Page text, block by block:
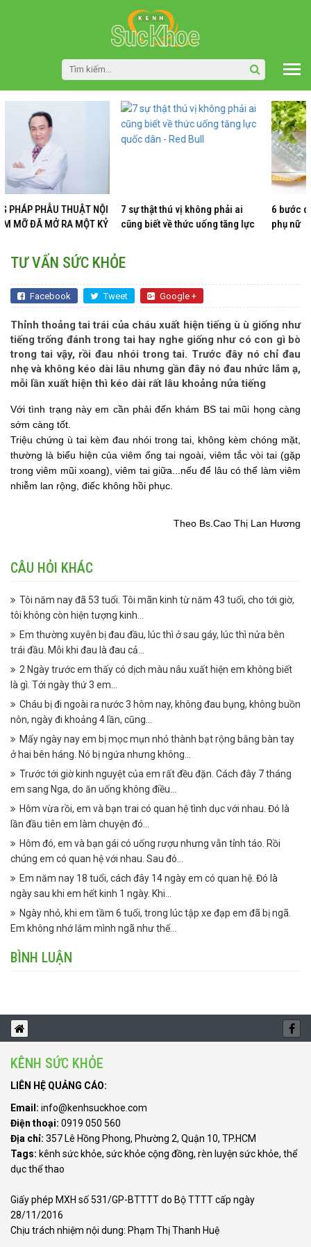
THUẬT NỘI
MỘT KỶ
7 sự thật thú vị không phải ai
cũng biết về thức uống tăng lực
6 bước cải thiện vóc
phụ nữ
TƯ VẤN SỨC KHỎE
Facebook Tweet Google +
Thỉnh thoảng tai trái của cháu xuất hiện tiếng ù ù giống như
tiếng trống đánh trong tai hay nghe giống như có con gì bò
trong tai vậy, rồi đau nhói trong tai. Trước đây nó chỉ đau
nhẹ và không kéo dài lâu nhưng gần đây nó đau nhức lắm ạ,
mỗi lần xuất hiện thì kéo dài rất lâu khoảng nửa tiếng
Với tình trạng này em cần phải đến khám BS tai mũi họng càng
sớm càng tốt.
Triệu chứng ù tai kèm đau nhói trong tai, không kèm chóng mặt,
thường là biểu hiện của viêm ống tai ngoài, viêm tắc vòi tai (gặp
trong viêm mũi xoang), viêm tai giữa...nếu để lâu có thể làm viêm
nhiễm lan rộng, điếc không hồi phục.
Theo Bs.Cao Thị Lan Hương
CÂU HỎI KHÁC
Tôi năm nay đã 53 tuổi. Tôi mãn kinh từ năm 43 tuổi, cho tới giờ,
tôi không còn hiện tượng kinh...
Em thường xuyên bị đau đầu, lúc thì ở sau gáy, lúc thì nửa bên
trái đầu. Mỗi khi đau là đau cả...
2 Ngày trước em thấy có dịch màu nâu xuất hiện em không biết
là gì. Tới ngày thứ 3 em...
Cháu bị đi ngoài ra nước 3 hôm nay, không đau bụng, không buồn
nôn, ngày đi khoảng 4 lần, cũng...
Mấy ngày nay em bị mọc mụn nhỏ thành bạt rộng bằng bàn tay
ở hai bên háng. Nó bị ngứa nhưng không...
Trước tới giờ kinh nguyệt của em rất đều đặn. Cách đây 7 tháng
em sang Nga, do ăn uống không điều...
Hôm vừa rồi, em và bạn trai có quan hệ tình dục với nhau. Đó là
lần đầu tiên em làm chuyện đó...
Hôm đó, em và bạn gái có uống rượu nhưng vẫn tỉnh táo. Rồi
chúng em có quan hệ với nhau. Sau đó...
Em năm nay 18 tuổi, cách đây 14 ngày em có quan hệ. Đó là
ngày sau khi em hết kinh 1 ngày. Khi...
Ngày nhỏ, khi em tầm 6 tuổi, trong lúc tập xe đạp em đã bị ngã.
Em không nhớ lắm mình ngã như thế...
BÌNH LUẬN
KÊNH SỨC KHỎE
LIÊN HỆ QUẢNG CÁO:
Email: info@kenhsuckhoe.com
Điện thoại: 0919 050 560
Địa chỉ: 357 Lê Hồng Phong, Phường 2, Quận 10, TP.HCM
Tags: kênh sức khỏe, sức khỏe cộng đồng, rèn luyện sức khỏe, thể
dục thể thao
Giấy phép MXH số 531/GP-BTTTT do Bộ TTTT cấp ngày
28/11/2016
Chịu trách nhiệm nội dung: Phạm Thị Thanh Huệ